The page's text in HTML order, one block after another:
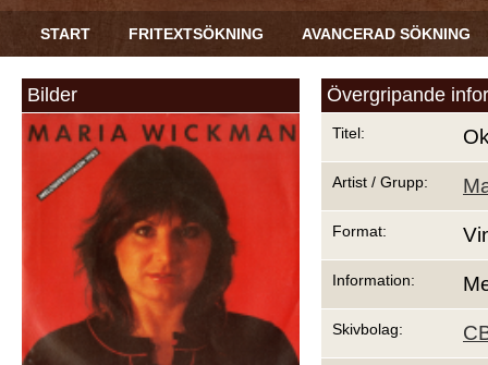
START FRITEXTSÖKNING AVANCERAD SÖKNING
Bilder Övergripande
Titel:
Artist / Grupp:
Format:
Information:
Skivbolag: